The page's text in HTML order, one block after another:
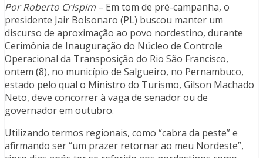
Por Roberto Crispim – Em tom de pré-campanha, o
presidente Jair Bolsonaro (PL) buscou manter um
discurso de aproximação ao povo nordestino, durante
Cerimônia de Inauguração do Núcleo de Controle
Operacional da Transposição do Rio São Francisco,
ontem (8), no município de Salgueiro, no Pernambuco,
estado pelo qual o Ministro do Turismo, Gilson Machado
Neto, deve concorrer à vaga de senador ou de
governador em outubro.
Utilizando termos regionais, como “cabra da peste” e
afirmando ser “um prazer retornar ao meu Nordeste”,